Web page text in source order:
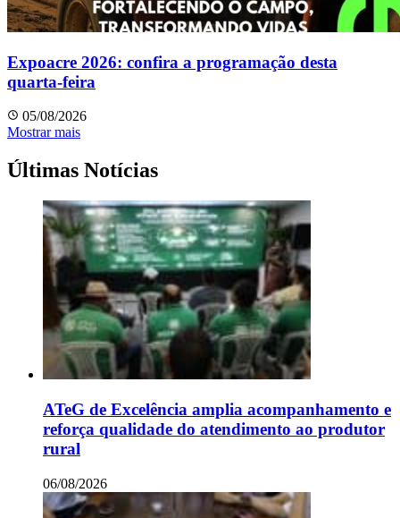
Expoacre 2026: confira a programação desta
quarta-feira
05/08/2026
Mostrar mais
Últimas Notícias
ATeG de Excelência amplia acompanhamento e
reforça qualidade do atendimento ao produtor
rural
06/08/2026